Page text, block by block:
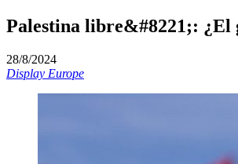
Palestina libre&#8221;:
28/8/2024
Display Europe